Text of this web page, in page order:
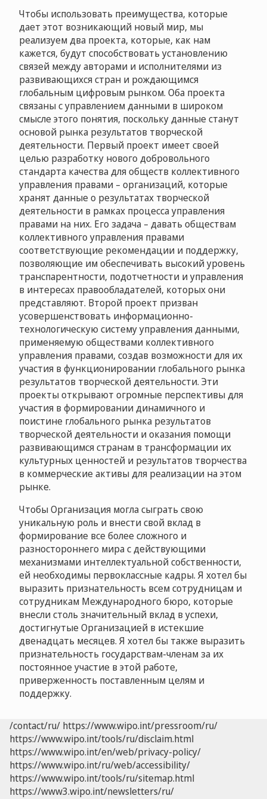
Чтобы использовать преимущества, которые
дает этот возникающий новый мир, мы
реализуем два проекта, которые, как нам
кажется, будут способствовать установлению
связей между авторами и исполнителями из
развивающихся стран и рождающимся
глобальным цифровым рынком. Оба проекта
связаны с управлением данными в широком
смысле этого понятия, поскольку данные станут
основой рынка результатов творческой
деятельности. Первый проект имеет своей
целью разработку нового добровольного
стандарта качества для обществ коллективного
управления правами – организаций, которые
хранят данные о результатах творческой
деятельности в рамках процесса управления
правами на них. Его задача – давать обществам
коллективного управления правами
соответствующие рекомендации и поддержку,
позволяющие им обеспечивать высокий уровень
транспарентности, подотчетности и управления
в интересах правообладателей, которых они
представляют. Второй проект призван
усовершенствовать информационно-
технологическую систему управления данными,
применяемую обществами коллективного
управления правами, создав возможности для их
участия в функционировании глобального рынка
результатов творческой деятельности. Эти
проекты открывают огромные перспективы для
участия в формировании динамичного и
поистине глобального рынка результатов
творческой деятельности и оказания помощи
развивающимся странам в трансформации их
культурных ценностей и результатов творчества
в коммерческие активы для реализации на этом
рынке.
Чтобы Организация могла сыграть свою
уникальную роль и внести свой вклад в
формирование все более сложного и
разностороннего мира с действующими
механизмами интеллектуальной собственности,
ей необходимы первоклассные кадры. Я хотел бы
выразить признательность всем сотрудницам и
сотрудникам Международного бюро, которые
внесли столь значительный вклад в успехи,
достигнутые Организацией в истекшие
двенадцать месяцев. Я хотел бы также выразить
признательность государствам-членам за их
постоянное участие в этой работе,
приверженность поставленным целям и
поддержку.
/contact/ru/ https://www.wipo.int/pressroom/ru/
https://www.wipo.int/tools/ru/disclaim.html
https://www.wipo.int/en/web/privacy-policy/
https://www.wipo.int/ru/web/accessibility/
https://www.wipo.int/tools/ru/sitemap.html
https://www3.wipo.int/newsletters/ru/